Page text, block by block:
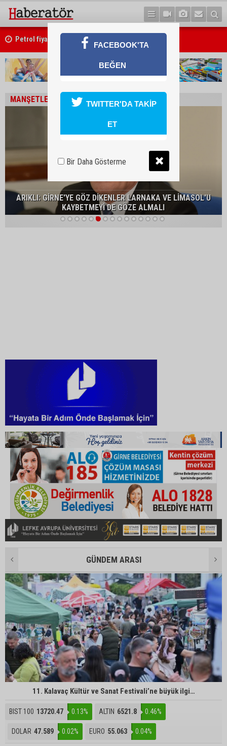
Petrol fiyatları yüseldi
MANŞETLER
ARIKLI: GİRNE'YE GÖZ DİKENLER LARNAKA VE LİMASOL'U
KAYBETMEYİ DE GÖZE ALMALI
2 3 4 5 6 7 8 9 101112131415
GÜNDEM ARASI
11. Kalavaç Kültür ve Sanat Festivali’ne büyük ilgi…
BIST 100 13720.47 0.13% ALTIN 6521.8 0.46%
DOLAR 47.589 0.02% EURO 55.063 0.04%
FACEBOOK'TA
BEĞEN
TWITTER'DA TAKİP
ET
Bir Daha Gösterme